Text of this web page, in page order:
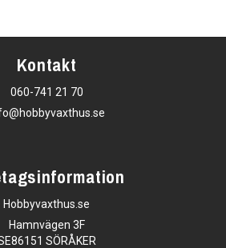
Kontakt
060-741 21 70
Hobbyvaxthus.se
Hamnvägen 3F
SÖRÅKER